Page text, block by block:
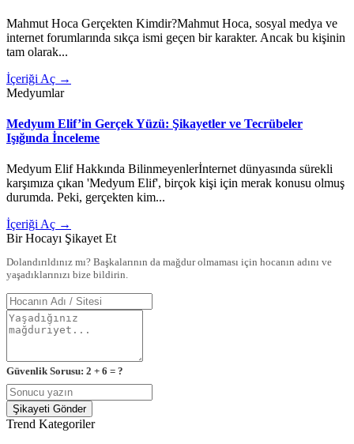
Mahmut Hoca Gerçekten Kimdir?Mahmut Hoca, sosyal medya ve
internet forumlarında sıkça ismi geçen bir karakter. Ancak bu kişinin
tam olarak...
İçeriği Aç →
Medyumlar
Medyum Elif’in Gerçek Yüzü: Şikayetler ve Tecrübeler
Işığında İnceleme
Medyum Elif Hakkında Bilinmeyenlerİnternet dünyasında sürekli
karşımıza çıkan 'Medyum Elif', birçok kişi için merak konusu olmuş
durumda. Peki, gerçekten kim...
İçeriği Aç →
Bir Hocayı Şikayet Et
Dolandırıldınız mı? Başkalarının da mağdur olmaması için hocanın adını ve
yaşadıklarınızı bize bildirin.
Güvenlik Sorusu: 2 + 6 = ?
Şikayeti Gönder
Trend Kategoriler